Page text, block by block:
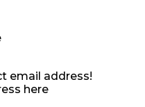
email address!
here